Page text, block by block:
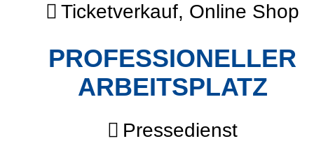
Ticketverkauf, Online Shop
PROFESSIONELLER
ARBEITSPLATZ
Pressedienst